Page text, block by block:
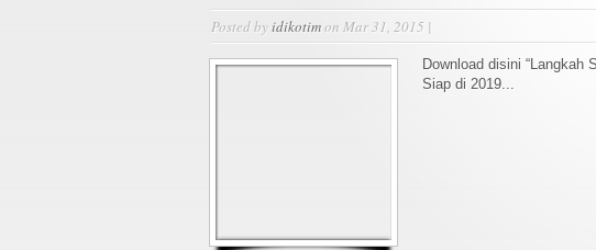
Posted byidikotimon Mar 31, 2015 |
Download disini “Langkah
Siap di 2019...